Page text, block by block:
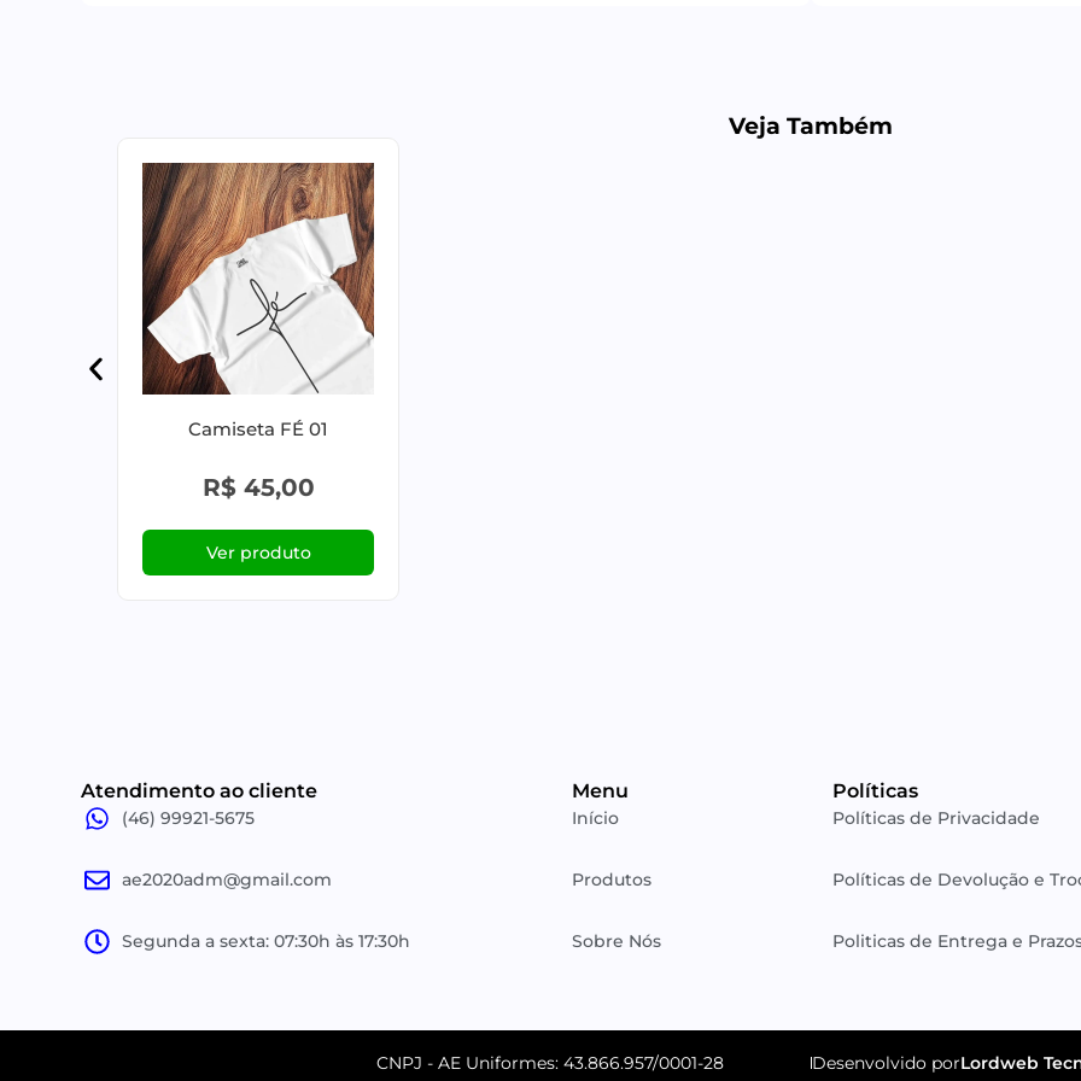
Veja Também
Camiseta FÉ 01
R$45,00
Ver produto
Atendimento ao cliente
(46) 99921-5675
ae2020adm@gmail.com
Segunda a sexta: 07:30h às 17:30h
Menu
Início
Produtos
Sobre Nós
Políticas
Políticas de Privacidade
Políticas de Devolução e
Politicas de Entrega e
CNPJ - AE Uniformes: 43.866.957/0001-28 Desenvolvido porLordweb